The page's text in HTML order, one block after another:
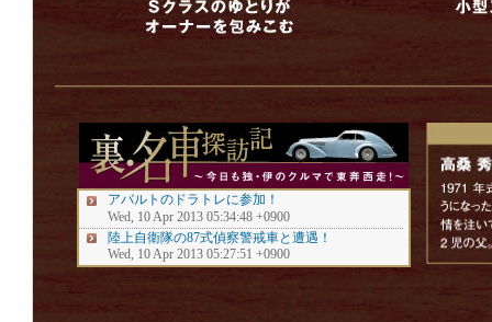
アバルトのドラトレに参加！
Wed, 10 Apr 2013 05:34:48 +0900
陸上自衛隊の87式偵察警戒車と遭遇！
Wed, 10 Apr 2013 05:27:51 +0900